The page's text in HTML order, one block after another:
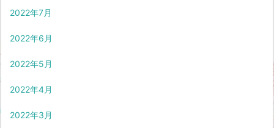
2022年7月
2022年6月
2022年5月
2022年4月
2022年3月